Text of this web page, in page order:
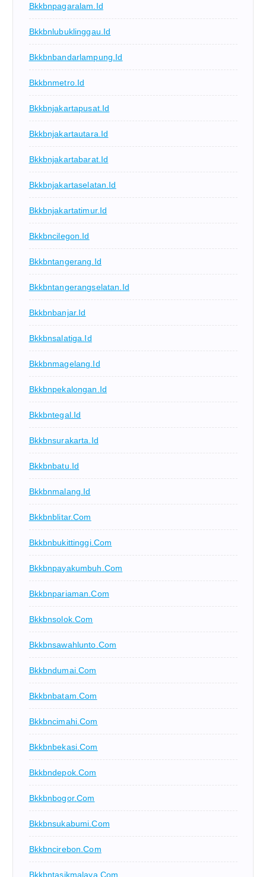
Bkkbnpagaralam.id
Bkkbnlubuklinggau.id
Bkkbnbandarlampung.id
Bkkbnmetro.id
Bkkbnjakartapusat.id
Bkkbnjakartautara.id
Bkkbnjakartabarat.id
Bkkbnjakartaselatan.id
Bkkbnjakartatimur.id
Bkkbncilegon.id
Bkkbntangerang.id
Bkkbntangerangselatan.id
Bkkbnbanjar.id
Bkkbnsalatiga.id
Bkkbnmagelang.id
Bkkbnpekalongan.id
Bkkbntegal.id
Bkkbnsurakarta.id
Bkkbnbatu.id
Bkkbnmalang.id
Bkkbnblitar.com
Bkkbnbukittinggi.com
Bkkbnpayakumbuh.com
Bkkbnpariaman.com
Bkkbnsolok.com
Bkkbnsawahlunto.com
Bkkbndumai.com
Bkkbnbatam.com
Bkkbncimahi.com
Bkkbnbekasi.com
Bkkbndepok.com
Bkkbnbogor.com
Bkkbnsukabumi.com
Bkkbncirebon.com
Bkkbntasikmalaya.com